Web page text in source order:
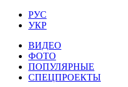
РУС
УКР
ВИДЕО
ФОТО
ПОПУЛЯРНЫЕ
СПЕЦПРОЕКТЫ